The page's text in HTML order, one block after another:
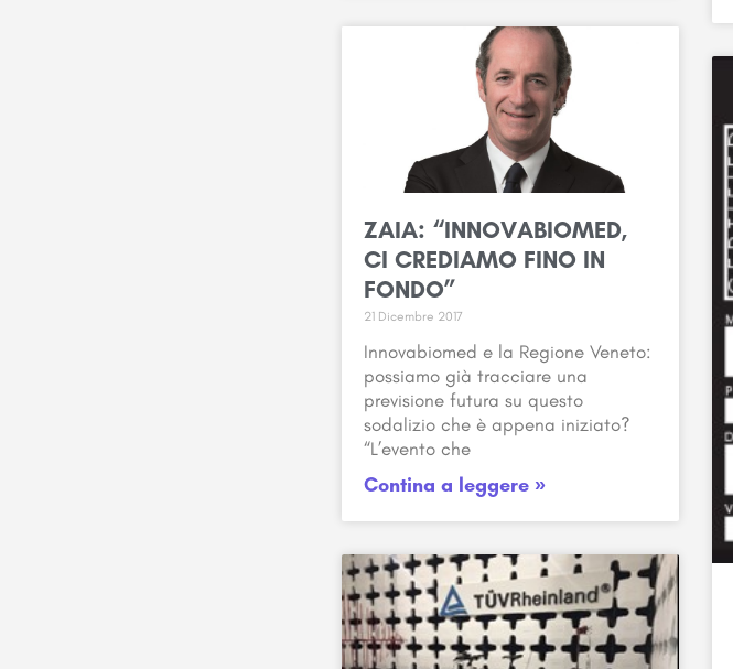
ZAIA: “INNOVABIOMED,
CI CREDIAMO FINO IN
FONDO”
21 Dicembre 2017
Innovabiomed e la Regione Veneto:
possiamo già tracciare una
previsione futura su questo
sodalizio che è appena iniziato?
“L’evento che
Contina a leggere »